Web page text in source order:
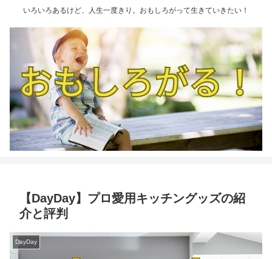
いろいろあるけど、人生一度きり。おもしろがって生きていきたい！
【DayDay】プロ愛用キッチングッズの紹
介と評判
DayDay